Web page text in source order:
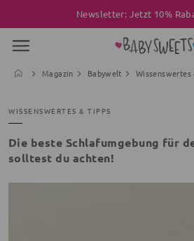
Newsletter: Jetzt 10%
Magazin Babywelt
Wissenswertes
WISSENSWERTES & TIPPS
Die beste Schlafumgebung für
solltest du achten!